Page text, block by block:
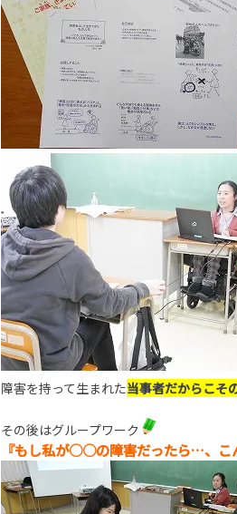
障害を持って生まれた当事者だからこそ
その後はグループワーク
『もし私が○○の障害だったら…、